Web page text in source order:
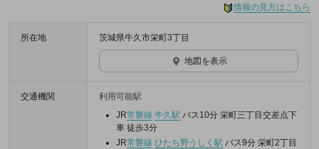
情報の見方はこちら
所在地 茨城県牛久市栄町3丁目
地図を表示
交通機関
利用可能駅
JR常磐線 牛久駅 バス10分 栄町三丁目交差点下
車 徒歩3分
JR常磐線 ひたち野うしく駅 バス9分 栄町2丁目